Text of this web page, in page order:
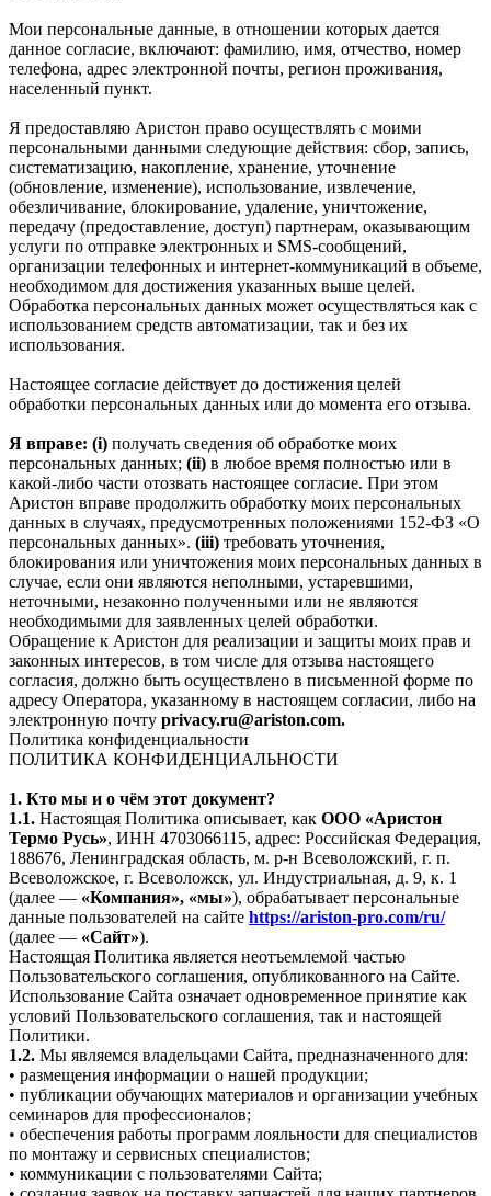
Мои персональные данные, в отношении которых дается
данное согласие, включают: фамилию, имя, отчество, номер
телефона, адрес электронной почты, регион проживания,
населенный пункт.
Я предоставляю Аристон право осуществлять с моими
персональными данными следующие действия: сбор, запись,
систематизацию, накопление, хранение, уточнение
(обновление, изменение), использование, извлечение,
обезличивание, блокирование, удаление, уничтожение,
передачу (предоставление, доступ) партнерам, оказывающим
услуги по отправке электронных и SMS‑сообщений,
организации телефонных и интернет‑коммуникаций в объеме,
необходимом для достижения указанных выше целей.
Обработка персональных данных может осуществляться как с
использованием средств автоматизации, так и без их
использования.
Настоящее согласие действует до достижения целей
обработки персональных данных или до момента его отзыва.
Я вправе: (i) получать сведения об обработке моих
персональных данных; (ii) в любое время полностью или в
какой-либо части отозвать настоящее согласие. При этом
Аристон вправе продолжить обработку моих персональных
данных в случаях, предусмотренных положениями 152-ФЗ «О
персональных данных». (iii) требовать уточнения,
блокирования или уничтожения моих персональных данных в
случае, если они являются неполными, устаревшими,
неточными, незаконно полученными или не являются
необходимыми для заявленных целей обработки.
Обращение к Аристон для реализации и защиты моих прав и
законных интересов, в том числе для отзыва настоящего
согласия, должно быть осуществлено в письменной форме по
адресу Оператора, указанному в настоящем согласии, либо на
электронную почту privacy.ru@ariston.com.
Политика конфиденциальности
ПОЛИТИКА КОНФИДЕНЦИАЛЬНОСТИ
1. Кто мы и о чём этот документ?
1.1. Настоящая Политика описывает, как ООО «Аристон
Термо Русь», ИНН 4703066115, адрес: Российская Федерация,
188676, Ленинградская область, м. р-н Всеволожский, г. п.
Всеволожское, г. Всеволожск, ул. Индустриальная, д. 9, к. 1
(далее — «Компания», «мы»), обрабатывает персональные
данные пользователей на сайте https://ariston-pro.com/ru/
(далее — «Сайт»).
Настоящая Политика является неотъемлемой частью
Пользовательского соглашения, опубликованного на Сайте.
Использование Сайта означает одновременное принятие как
условий Пользовательского соглашения, так и настоящей
Политики.
1.2. Мы являемся владельцами Сайта, предназначенного для:
• размещения информации о нашей продукции;
• публикации обучающих материалов и организации учебных
семинаров для профессионалов;
• обеспечения работы программ лояльности для специалистов
по монтажу и сервисных специалистов;
• коммуникации с пользователями Сайта;